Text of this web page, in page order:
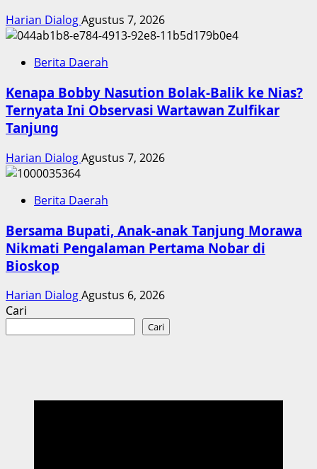
Harian DialogAgustus 7, 2026
Berita Daerah
Kenapa Bobby Nasution Bolak-Balik ke Nias?
Ternyata Ini Observasi Wartawan Zulfikar
Tanjung
Harian DialogAgustus 7, 2026
Berita Daerah
Bersama Bupati, Anak-anak Tanjung Morawa
Nikmati Pengalaman Pertama Nobar di
Bioskop
Harian DialogAgustus 6, 2026
Cari
Cari